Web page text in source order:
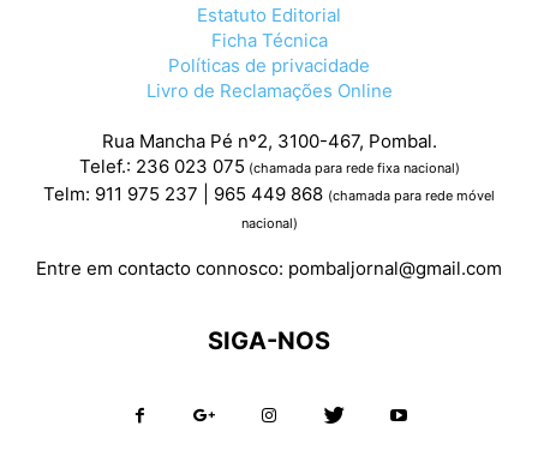
Estatuto Editorial
Ficha Técnica
Políticas de privacidade
Livro de Reclamações Online
Rua Mancha Pé nº2, 3100-467, Pombal.
Telef.: 236 023 075 (chamada para rede fixa nacional)
Telm: 911 975 237 | 965 449 868 (chamada para rede móvel
nacional)
Entre em contacto connosco: pombaljornal@gmail.com
SIGA-NOS